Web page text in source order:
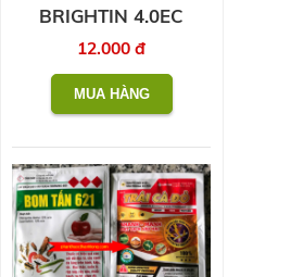
BRIGHTIN 4.0EC
12.000 đ